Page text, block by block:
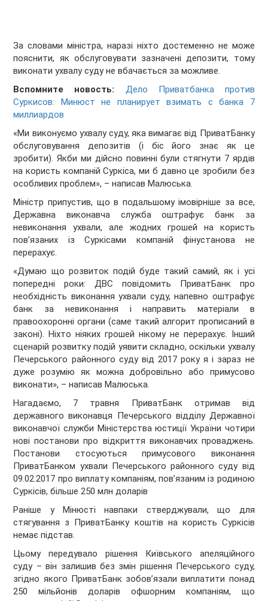
За словами міністра, наразі ніхто достеменно не може
пояснити, як обслуговувати зазначені депозити, тому
виконати ухвалу суду не вбачається за можливе.
Вспомните новость: Дело Приватбанка против
Суркисов: Минюст не планирует взимать с банка 7
миллиардов
«Ми виконуємо ухвалу суду, яка вимагає від ПриватБанку
обслуговування депозитів (і біс його знає як це
зробити). Якби ми дійсно повинні були стягнути 7 ярдів
на користь компаній Суркіса, ми б давно це зробили без
особливих проблем», – написав Малюська.
Міністр припустив, що в подальшому імовірніше за все,
Державна виконавча служба оштрафує банк за
невиконання ухвали, але жодних грошей на користь
пов’язаних із Суркісами компаній фінустанова не
перерахує.
«Думаю що розвиток подій буде такий самий, як і усі
попередні роки: ДВС повідомить ПриватБанк про
необхідність виконання ухвали суду, напевно оштрафує
банк за невиконання і направить матеріали в
правоохоронні органи (саме такий алгорит прописаний в
законі). Ніхто ніяких грошей нікому не перерахує. Інший
сценарій розвитку подій уявити складно, оскільки ухвалу
Печерського районного суду від 2017 року я і зараз не
дуже розумію як можна добровільно або примусово
виконати», – написав Малюська.
Нагадаємо, 7 травня ПриватБанк отримав від
державного виконавця Печерського відділу Державної
виконавчої служби Міністерства юстиції України чотири
нові постанови про відкриття виконавчих проваджень.
Постанови стосуються примусового виконання
ПриватБанком ухвали Печерського районного суду від
09.02.2017 про виплату компаніям, пов’язаним із родиною
Суркісів, більше 250 млн доларів
Раніше у Мінюсті навпаки стверджували, що для
стягування з ПриватБанку коштів на користь Суркісів
немає підстав.
Цьому передувало рішення Київського апеляційного
суду – він залишив без змін рішення Печерського суду,
згідно якого ПриватБанк зобов’язали виплатити понад
250 мільйонів доларів офшорним компаніям, що